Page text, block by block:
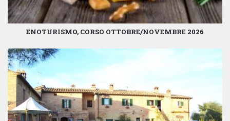
ENOTURISMO, CORSO OTTOBRE/NOVEMBRE 2026